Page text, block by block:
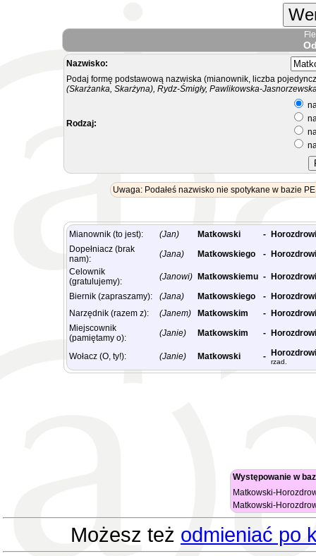
Nazwisko:
Podaj formę podstawową nazwiska (mianownik, liczba
(Skarżanka, Skarżyna), Rydz-Śmigły, Pawlikowska-
Rodzaj:
Uwaga: Podałeś nazwisko nie spotykane w bazie
Mianownik (to jest): (Jan) Matkowski -
Dopełniacz (brak
nam):
(Jana) Matkowskiego -
Celownik
(gratulujemy):
(Janowi) Matkowskiemu -
Biernik (zapraszamy):
(Jana) Matkowskiego -
Narzędnik (razem z):
(Janem) Matkowskim -
Miejscownik
(pamiętamy o):
(Janie) Matkowskim -
Wołacz (O, ty!): (Janie) Matkowski -
rzad.
Występowanie w
Matkowski-
Matkowski-
Możesz też odmieniać po